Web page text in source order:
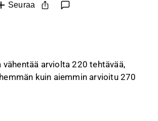
Seuraa
vähentää arviolta 220 tehtävää,
kuin aiemmin arvioitu 270
terveysmarkkinan